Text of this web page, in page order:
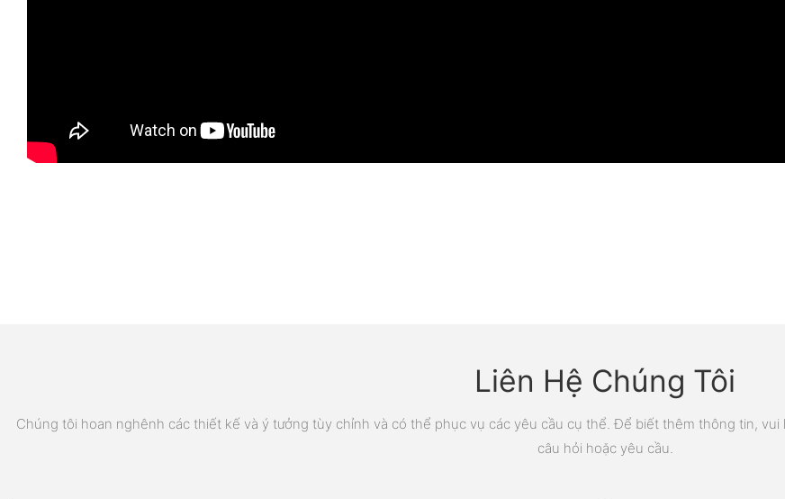
Liên Hệ Chúng Tôi
Chúng tôi hoan nghênh các thiết kế và ý tưởng tùy chỉnh và có thể phục vụ các yêu cầu cụ thể. Để biết thêm thông tin,
câu hỏi hoặc yêu cầu.